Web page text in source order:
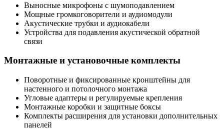
Выносные микрофоны с шумоподавлением
Мощные громкоговорители и аудиомодули
Акустические трубки и аудиокабели
Устройства для подавления акустической обратной
связи
Монтажные и установочные комплекты
Поворотные и фиксированные кронштейны для
настенного и потолочного монтажа
Угловые адаптеры и регулируемые крепления
Монтажные коробки и защитные боксы
Комплекты расширения для установки дополнительных
панелей